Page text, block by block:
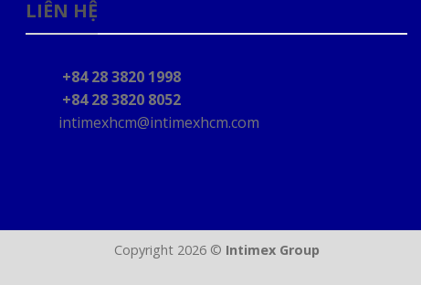
LIÊN HỆ
+84 28 3820 1998
+84 28 3820 8052
intimexhcm@intimexhcm.com
Copyright 2026 © Intimex Group